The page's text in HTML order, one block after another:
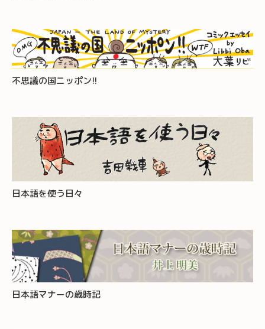
不思議の国ニッポン!!
日本語を使う日々
日本語マナーの歳時記